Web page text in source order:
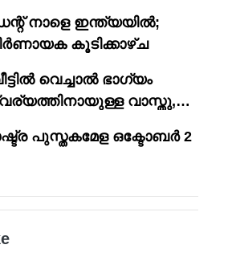
നാളെ ഇന്ത്യയിൽ;
കൂടിക്കാഴ്ച
വെച്ചാൽ ഭാഗ്യം
വാസ്തു,
പുസ്തകമേള ഒക്ടോബർ 2